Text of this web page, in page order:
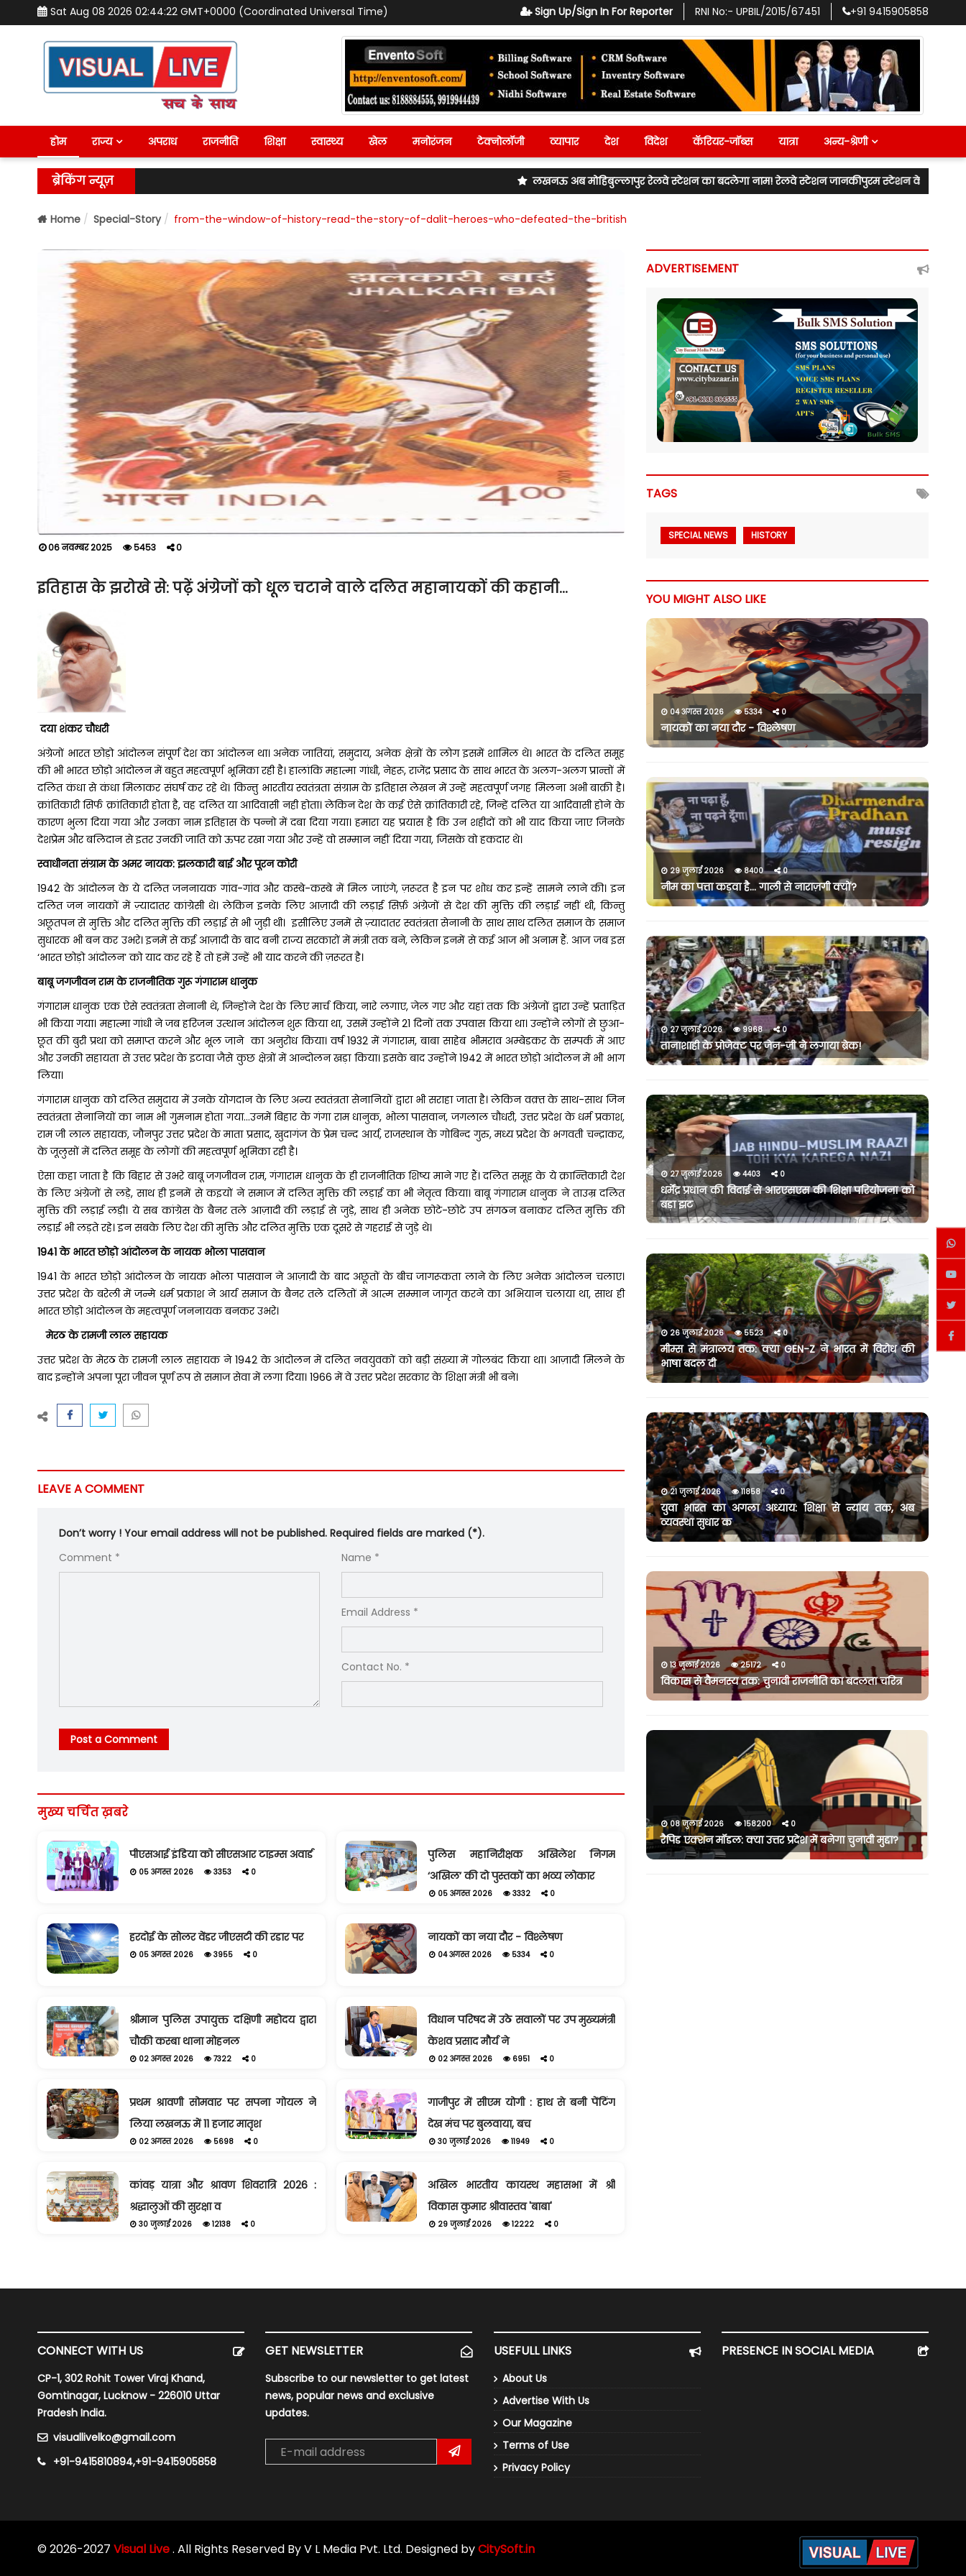
Sat Aug 08 2026 02:44:23 GMT+0000 (Coordinated Universal Time) Sign Up/Sign In For Reporter RNI No:- UPBIL/2015/67451 +91 9415905858
होम राज्य अपराध राजनीति शिक्षा स्वास्थ्य खेल मनोरंजन टेक्नोलॉजी व्यापार देश विदेश कॅरियर-जॉब्स यात्रा अन्य-श्रेणी
ब्रेकिंग न्यूज़ लखनऊ अब मोहिबुल्लापुर रेलवे स्टेशन का बदलेगा नाम! रेलवे स्टेशन जानकीपुरम स्टेशन के नाम से जाना जाएगा!
Home Special-Story from-the-window-of-history-read-the-story-of-dalit-heroes-who-defeated-the-british
06 नवम्बर 2025 5453 0
इतिहास के झरोखे से: पढ़ें अंग्रेजों को धूल चटाने वाले दलित महानायकों की कहानी…
दया शंकर चौधरी
अंग्रेजों भारत छोड़ो आंदोलन संपूर्ण देश का आंदोलन था। अनेक जातियां, समुदाय, अनेक क्षेत्रों के लोग इसमें शामिल थे। भारत के दलित समूह
की भी भारत छोड़ो आंदोलन में बहुत महत्वपूर्ण भूमिका रही है। हालांकि महात्मा गांधी, नेहरू, राजेंद्र प्रसाद के साथ भारत के अलग-अलग प्रान्तों में
दलित कंधा से कंधा मिलाकर संघर्ष कर रहे थे। किन्तु भारतीय स्वतंत्रता संग्राम के इतिहास लेखन में उन्हें महत्वपूर्ण जगह मिलना अभी बाक़ी है।
क्रांतिकारी सिर्फ क्रांतिकारी होता है, वह दलित या आदिवासी नही होता। लेकिन देश के कई ऐसे क्रांतिकारी रहे, जिन्हें दलित या आदिवासी होने के
कारण भुला दिया गया और उनका नाम इतिहास के पन्नो में दबा दिया गया। हमारा यह प्रयास है कि उन शहीदों को भी याद किया जाए जिनके
देशप्रेम और बलिदान से इतर उनकी जाति को ऊपर रखा गया और उन्हें वो सम्मान नहीं दिया गया, जिसके वो हकदार थे।
स्वाधीनता संग्राम के अमर नायक: झलकारी बाई और पूरन कोरी
1942 के आंदोलन के ये दलित जननायक गांव-गांव और कस्बे-कस्बे में मिल जाएंगे, ज़रूरत है इन पर शोध कर इन्हें सामने लाने की। इन
दलित जन नायकों में ज़्यादातर कांग्रेसी थे। लेकिन इनके लिए आज़ादी की लड़ाई सिर्फ़ अंग्रेजों से देश की मुक्ति की लड़ाई नहीं थी, किन्तु
अछूतपन से मुक्ति और दलित मुक्ति की लड़ाई से भी जुड़ी थी। इसीलिए उनमें से ज़्यादातर स्वतंत्रता सेनानी के साथ साथ दलित समाज के समाज
सुधारक भी बन कर उभरे। इनमें से कई आज़ादी के बाद बनी राज्य सरकारों में मंत्री तक बने, लेकिन इनमें से कई आज भी अनाम हैं. आज जब इस
‘भारत छोड़ो आंदोलन’ को याद कर रहे हैं तो हमें उन्हें भी याद करने की ज़रूरत है।
बाबू जगजीवन राम के राजनीतिक गुरू गंगाराम धानुक
गंगाराम धानुक एक ऐसे स्वतंत्रता सेनानी थे, जिन्होंने देश के लिए मार्च किया, नारे लगाए, जेल गए और यहां तक कि अंग्रेजों द्वारा उन्हें प्रताड़ित
भी किया गया। महात्मा गांधी ने जब हरिजन उत्थान आंदोलन शुरू किया था, उसमें उन्होंने 21 दिनों तक उपवास किया था। उन्होंने लोगों से छुआ-
छूत की बुरी प्रथा को समाप्त करने और भूल जाने का अनुरोध किया। वर्ष 1932 में गंगाराम, बाबा साहेब भीमराव अम्बेडकर के सम्पर्क में आए
और उनकी सहायता से उत्तर प्रदेश के इटावा जैसे कुछ क्षेत्रों में आन्दोलन खड़ा किया। इसके बाद उन्होंने 1942 में भारत छोड़ो आंदोलन में भी भाग
लिया।
गंगाराम धानुक को दलित समुदाय में उनके योगदान के लिए अन्य स्वतंत्रता सेनानियों द्वारा भी सराहा जाता है। लेकिन वक़्त के साथ-साथ जिन
स्वतंत्रता सेनानियों का नाम भी गुमनाम होता गया…उनमें बिहार के गंगा राम धानुक, भोला पासवान, जगलाल चौधरी, उत्तर प्रदेश के धर्म प्रकाश,
राम जी लाल सहायक, जौनपुर उत्तर प्रदेश के माता प्रसाद, खुदागंज के प्रेम चन्द आर्य, राजस्थान के गोबिन्द गुरु, मध्य प्रदेश के भगवती चन्द्राकर,
के जूलुसों में दलित समूह के लोगों की महत्वपूर्ण भूमिका रही है।
ऐसा कहा जाता है कि बिहार से उभरे बाबू जगजीवन राम, गंगाराम धानुक के ही राजनीतिक शिष्य माने गए हैं। दलित समूह के ये क्रान्तिकारी देश
के लिए अंग्रेजों से लड़े, साथ ही इनमें से कइयों ने समाज में दलित मुक्ति की लड़ाई का भी नेतृत्व किया। बाबू गंगाराम धानुक ने ताउम्र दलित
मुक्ति की लड़ाई लड़ी। ये सब कांग्रेस के बैनर तले आज़ादी की लड़ाई से जुड़े, साथ ही अनेक छोटे-छोटे उप संगठन बनाकर दलित मुक्ति की
लड़ाई भी लड़ते रहे। इन सबके लिए देश की मुक्ति और दलित मुक्ति एक दूसरे से गहराई से जुड़े थे।
1941 के भारत छोड़ो आंदोलन के नायक भोला पासवान
1941 के भारत छोड़ो आंदोलन के नायक भोला पासवान ने आज़ादी के बाद अछूतों के बीच जागरूकता लाने के लिए अनेक आंदोलन चलाए।
उत्तर प्रदेश के बरेली में जन्मे धर्म प्रकाश ने आर्य समाज के बैनर तले दलितों में आत्म सम्मान जागृत करने का अभियान चलाया था, साथ ही
भारत छोड़ो आंदोलन के महत्वपूर्ण जननायक बनकर उभरे।
मेरठ के रामजी लाल सहायक
उत्तर प्रदेश के मेरठ के रामजी लाल सहायक ने 1942 के आंदोलन में दलित नवयुवकों को बड़ी संख्या में गोलबंद किया था। आज़ादी मिलने के
बाद इन्होंने अपना पूरा जीवन पूर्ण रूप से समाज सेवा में लगा दिया। 1966 में वे उत्तर प्रदेश सरकार के शिक्षा मंत्री भी बने।
LEAVE A COMMENT
Don’t worry ! Your email address will not be published. Required fields are marked (*).
Comment *
Name *
Email Address *
Contact No. *
Post a Comment
मुख्य चर्चित ख़बरे
पीएसआई इंडिया को सीएसआर टाइम्स अवार्ड
05 अगस्त 2026 3353 0
पुलिस महानिरीक्षक अखिलेश निगम
‘अखिल’ की दो पुस्तकों का भव्य लोकार
05 अगस्त 2026 3332 0
हरदोई के सोलर वेंडर जीएसटी की रडार पर
05 अगस्त 2026 3955 0
नायकों का नया दौर - विश्लेषण
04 अगस्त 2026 5334 0
श्रीमान पुलिस उपायुक्त दक्षिणी महोदय द्वारा
चौकी कस्बा थाना मोहनल
02 अगस्त 2026 7322 0
विधान परिषद में उठे सवालों पर उप मुख्यमंत्री
केशव प्रसाद मौर्य ने
02 अगस्त 2026 6951 0
प्रथम श्रावणी सोमवार पर सपना गोयल ने
लिया लखनऊ में 11 हजार मातृश
02 अगस्त 2026 5698 0
गाजीपुर में सीएम योगी : हाथ से बनी पेंटिंग
देख मंच पर बुलवाया, बच
30 जुलाई 2026 11949 0
कांवड़ यात्रा और श्रावण शिवरात्रि 2026 :
श्रद्धालुओं की सुरक्षा व
30 जुलाई 2026 12138 0
अखिल भारतीय कायस्थ महासभा में श्री
विकास कुमार श्रीवास्तव 'बाबा'
29 जुलाई 2026 12222 0
ADVERTISEMENT
TAGS
SPECIAL NEWS HISTORY
YOU MIGHT ALSO LIKE
04 अगस्त 2026 5334 0
नायकों का नया दौर - विश्लेषण
29 जुलाई 2026 8400 0
नीम का पत्ता कड़वा है… गाली से नाराज़गी क्यों?
27 जुलाई 2026 9968 0
तानाशाही के प्रोजेक्ट पर जेन-ज़ी ने लगाया ब्रेक!
27 जुलाई 2026 4403 0
धर्मेंद्र प्रधान की विदाई से आरएसएस की शिक्षा परियोजना को
बड़ा झट
26 जुलाई 2026 5523 0
मीम्स से मंत्रालय तक: क्या GEN-Z ने भारत में विरोध की
भाषा बदल दी
21 जुलाई 2026 11858 0
युवा भारत का अगला अध्याय: शिक्षा से न्याय तक, अब
व्यवस्था सुधार क
13 जुलाई 2026 25172 0
विकास से वैमनस्य तक: चुनावी राजनीति का बदलता चरित्र
08 जुलाई 2026 158200 0
रैपिड एक्शन मॉडल: क्या उत्तर प्रदेश में बनेगा चुनावी मुद्दा?
CONNECT WITH US
CP-1, 302 Rohit Tower Viraj Khand,
Gomtinagar, Lucknow - 226010 Uttar
Pradesh India.
visuallivelko@gmail.com
+91-9415810894,+91-9415905858
GET NEWSLETTER
Subscribe to our newsletter to get latest
news, popular news and exclusive
updates.
USEFULL LINKS
About Us
Advertise With Us
Our Magazine
Terms of Use
Privacy Policy
PRESENCE IN SOCIAL MEDIA
© 2026-2027 Visual Live. All Rights Reserved By V L Media Pvt. Ltd. Designed byCitySoft.in